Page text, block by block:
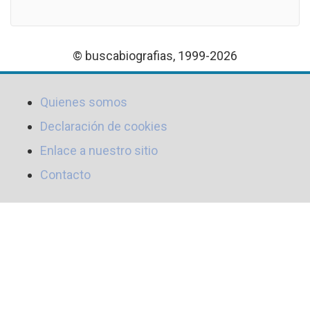
© buscabiografias, 1999-2026
Quienes somos
Declaración de cookies
Enlace a nuestro sitio
Contacto